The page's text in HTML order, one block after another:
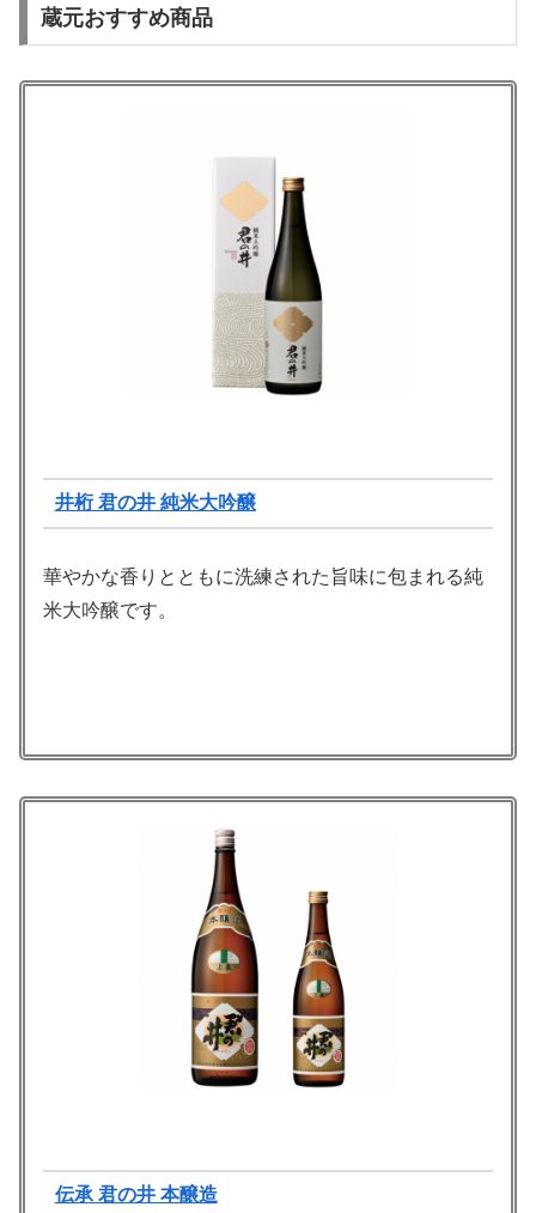
蔵元おすすめ商品
井桁 君の井 純米大吟醸
華やかな香りとともに洗練された旨味に包まれる純
米大吟醸です。
伝承 君の井 本醸造